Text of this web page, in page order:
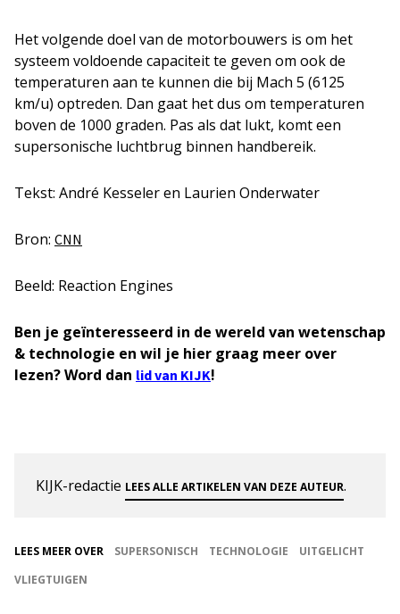
Het volgende doel van de motorbouwers is om het
systeem voldoende capaciteit te geven om ook de
temperaturen aan te kunnen die bij Mach 5 (6125
km/u) optreden. Dan gaat het dus om temperaturen
boven de 1000 graden. Pas als dat lukt, komt een
supersonische luchtbrug binnen handbereik.
Tekst: André Kesseler en Laurien Onderwater
Bron: CNN
Beeld: Reaction Engines
Ben je geïnteresseerd in de wereld van wetenschap
& technologie en wil je hier graag meer over
lezen? Word dan lid van KIJK!
KIJK-redactie LEES ALLE ARTIKELEN VAN DEZE AUTEUR.
LEES MEER OVER SUPERSONISCH TECHNOLOGIE
UITGELICHT
VLIEGTUIGEN